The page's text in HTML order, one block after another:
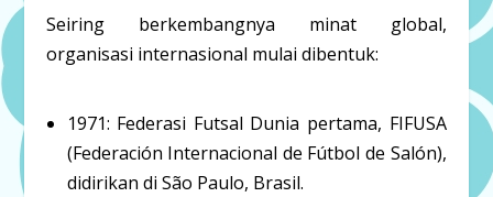
Seiring berkembangnya minat global,
organisasi internasional mulai dibentuk:
1971: Federasi Futsal Dunia pertama, FIFUSA
(Federación Internacional de Fútbol de Salón),
didirikan di São Paulo, Brasil.